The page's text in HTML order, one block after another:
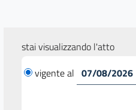
stai visualizzando l'atto
vigente al